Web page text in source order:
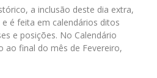
a inclusão deste dia extra,
é feita em calendários ditos
e posições. No Calendário
ao final do mês de Fevereiro,